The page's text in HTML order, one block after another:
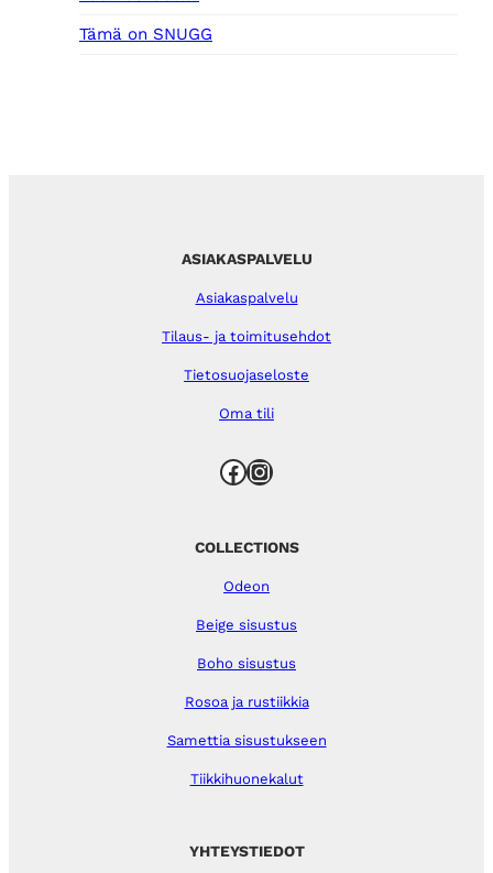
Tämä on SNUGG
ASIAKASPALVELU
Asiakaspalvelu
Tilaus- ja toimitusehdot
Tietosuojaseloste
Oma tili
Facebook Instagram
YHTEYSTIEDOT
COLLECTIONS
Odeon
Beige sisustus
Boho sisustus
Rosoa ja rustiikkia
Samettia sisustukseen
Tiikkihuonekalut